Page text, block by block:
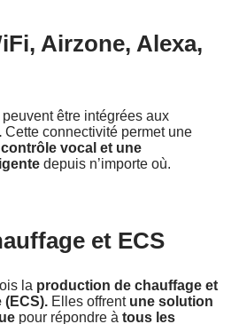
Airzone, Alexa,
peuvent être intégrées aux
Cette connectivité permet une
vocal et une
depuis n’importe où.
et ECS
la production de chauffage et
Elles offrent une solution
pour répondre à tous les